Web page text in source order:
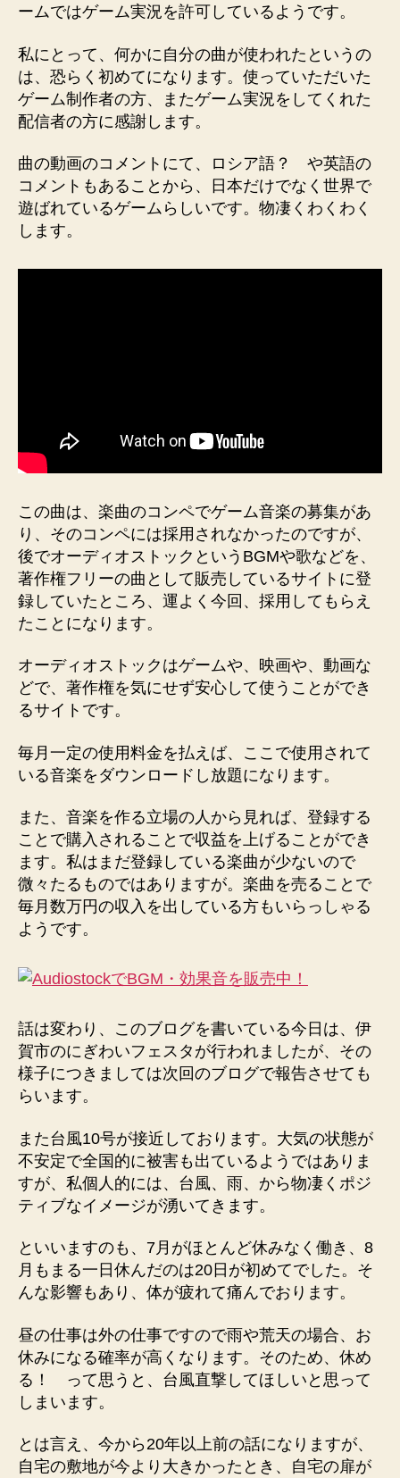
ームではゲーム実況を許可しているようです。
私にとって、何かに自分の曲が使われたというの
は、恐らく初めてになります。使っていただいた
ゲーム制作者の方、またゲーム実況をしてくれた
配信者の方に感謝します。
曲の動画のコメントにて、ロシア語？ や英語の
コメントもあることから、日本だけでなく世界で
遊ばれているゲームらしいです。物凄くわくわく
します。
この曲は、楽曲のコンペでゲーム音楽の募集があ
り、そのコンペには採用されなかったのですが、
後でオーディオストックというBGMや歌などを、
著作権フリーの曲として販売しているサイトに登
録していたところ、運よく今回、採用してもらえ
たことになります。
オーディオストックはゲームや、映画や、動画な
どで、著作権を気にせず安心して使うことができ
るサイトです。
毎月一定の使用料金を払えば、ここで使用されて
いる音楽をダウンロードし放題になります。
また、音楽を作る立場の人から見れば、登録する
ことで購入されることで収益を上げることができ
ます。私はまだ登録している楽曲が少ないので
微々たるものではありますが。楽曲を売ることで
毎月数万円の収入を出している方もいらっしゃる
ようです。
話は変わり、このブログを書いている今日は、伊
賀市のにぎわいフェスタが行われましたが、その
様子につきましては次回のブログで報告させても
らいます。
また台風10号が接近しております。大気の状態が
不安定で全国的に被害も出ているようではありま
すが、私個人的には、台風、雨、から物凄くポジ
ティブなイメージが湧いてきます。
といいますのも、7月がほとんど休みなく働き、8
月もまる一日休んだのは20日が初めてでした。そ
んな影響もあり、体が疲れて痛んでおります。
昼の仕事は外の仕事ですので雨や荒天の場合、お
休みになる確率が高くなります。そのため、休め
る！ って思うと、台風直撃してほしいと思って
しまいます。
とは言え、今から20年以上前の話になりますが、
自宅の敷地が今より大きかったとき、自宅の扉が